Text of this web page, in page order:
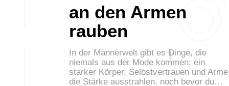
an den Armen
rauben
In der Männerwelt gibt es Dinge, die
niemals aus der Mode kommen: ein
starker Körper, Selbstvertrauen und
die Stärke ausstrahlen, noch bevor du…